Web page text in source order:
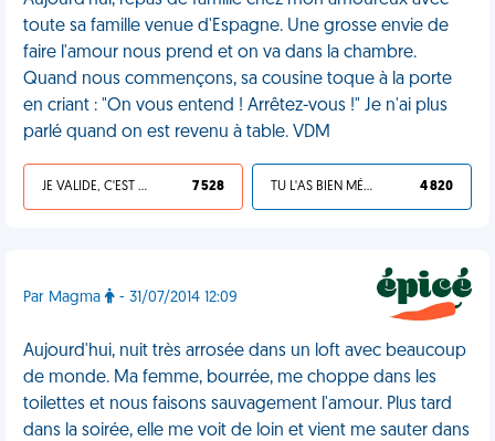
toute sa famille venue d'Espagne. Une grosse envie de
faire l'amour nous prend et on va dans la chambre.
Quand nous commençons, sa cousine toque à la porte
en criant : "On vous entend ! Arrêtez-vous !" Je n'ai plus
parlé quand on est revenu à table. VDM
JE VALIDE, C'EST UNE VDM 7 528 TU L'AS BIEN MÉRITÉ 4 820
Par Magma - 31/07/2014 12:09
Aujourd'hui, nuit très arrosée dans un loft avec beaucoup
de monde. Ma femme, bourrée, me choppe dans les
toilettes et nous faisons sauvagement l'amour. Plus tard
dans la soirée, elle me voit de loin et vient me sauter dans